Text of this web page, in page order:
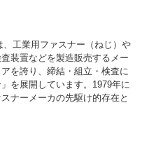
工業用ファスナー（ねじ）や
装置などを製造販売するメー
を誇り、締結・組立・検査に
を展開しています。1979年に
ナーメーカの先駆け的存在と